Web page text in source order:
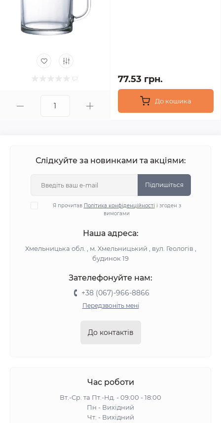
77.53 грн.
До кошика
Слідкуйте за новинками та акціями:
Підпишіться
Я прочитав Політика конфіденційності і згоден з
вимогами
Наша адреса:
Хмельницька обл. , м. Хмельницький , вул. Геологів ,
будинок 19
Зателефонуйте нам:
+38 (067)-966-8866
Передзвоніть мені
До контактів
Час роботи
Вт.-Ср. та Пт.-Нд. - 09:00 - 18:00
Пн - Вихідний
Чт. - Вихідний